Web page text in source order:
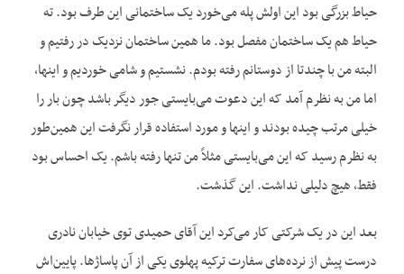
حیاط بزرگی بود این اولش پله می‌خورد یک ساختمانی این طرف بود. ته
حیاط هم یک ساختمان مفصل بود. ما همین ساختمان نزدیک در رفتیم و
البته من با چندتا از دوستانم رفته بودم. نشستیم و شامی خوردیم و اینها،
اما من به نظرم آمد که این دعوت می‌بایستی جور دیگر باشد چون بار را
خیلی مرتب چیده بودند و اینها و مورد استفاده قرار نگرفت این همین‌طور
به نظرم رسید که این می‌بایستی مثلاً من تنها رفته باشم. یک احساس بود
فقط، هیچ دلیلی نداشت. این گذشت.
بعد این در یک شرکتی کار می‌کرد این آقای حمیدی توی خیابان نادری
درست پیش از نرده‌های سفارت ترکیه پهلوی یکی از آن پاساژها. پایین‌اش